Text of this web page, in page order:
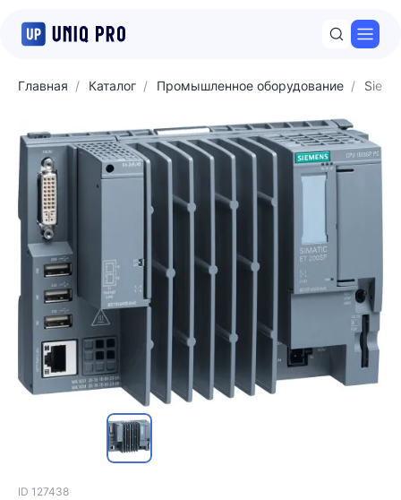
Главная Каталог Промышленное оборудование
ID 127438